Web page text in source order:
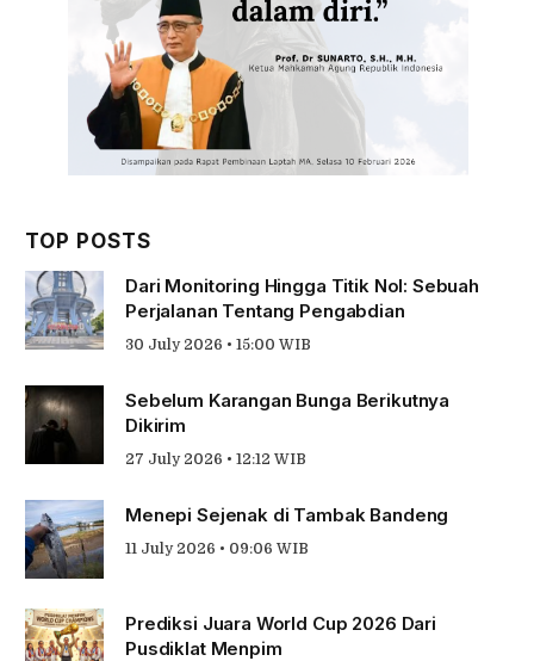
TOP POSTS
Dari Monitoring Hingga Titik Nol: Sebuah
Perjalanan Tentang Pengabdian
30 July 2026 • 15:00 WIB
Sebelum Karangan Bunga Berikutnya
Dikirim
27 July 2026 • 12:12 WIB
Menepi Sejenak di Tambak Bandeng
11 July 2026 • 09:06 WIB
Prediksi Juara World Cup 2026 Dari
Pusdiklat Menpim